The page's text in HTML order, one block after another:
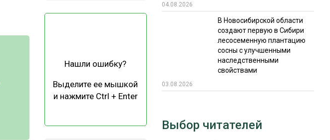
Нашли ошибку?
Выделите ее мышкой
и нажмите Ctrl + Enter
04.08.2026
В Новосибирской области
создают первую в Сибири
лесосеменную плантацию
сосны с улучшенными
наследственными
свойствами
03.08.2026
Выбор читателей